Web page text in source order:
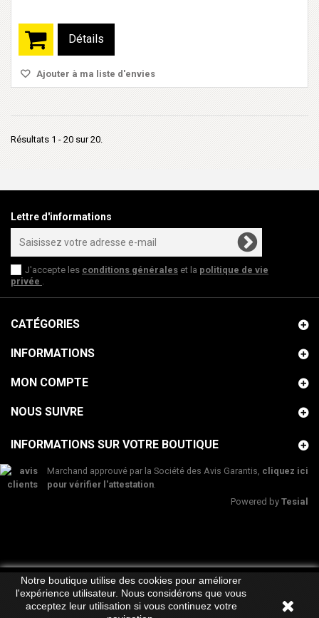
Détails
Ajouter à ma liste d'envies
Résultats 1 - 20 sur 20.
Lettre d'informations
J'accepte les conditions générales et la politique de vie
privée
CATÉGORIES
INFORMATIONS
MON COMPTE
NOUS SUIVRE
INFORMATIONS SUR VOTRE BOUTIQUE
Marchand approuvé par la Société des Avis Garantis, cliquez ici
pour vérifier l'attestation
Notre boutique utilise des cookies pour améliorer
l'expérience utilisateur. Nous considérons que vous
acceptez leur utilisation si vous continuez votre
Powered by Tesial